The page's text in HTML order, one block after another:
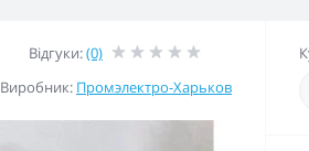
Відгуки:(0)
Виробник: Промэлектро-Харьков